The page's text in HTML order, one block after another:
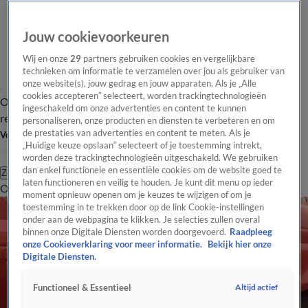
Overzicht Laatste nieuws Regionieuws Het beste van Hart
Tip de
redactie
Volg Hart van Nederland
Zoeken
OverzichtRegioUitzendingenWeerTip de redactiePanelVideo's
Jouw cookievoorkeuren
Wij en onze29 partners gebruiken cookies en vergelijkbare
technieken om informatie te verzamelen over jou als gebruiker van
onze website(s), jouw gedrag en jouw apparaten. Als je „Alle
cookies accepteren” selecteert, worden trackingtechnologieën
ingeschakeld om onze advertenties en content te kunnen
personaliseren, onze producten en diensten te verbeteren en om
de prestaties van advertenties en content te meten. Als je
„Huidige keuze opslaan” selecteert of je toestemming intrekt,
worden deze trackingtechnologieën uitgeschakeld. We gebruiken
dan enkel functionele en essentiële cookies om de website goed te
laten functioneren en veilig te houden. Je kunt dit menu op ieder
moment opnieuw openen om je keuzes te wijzigen of om je
toestemming in te trekken door op de link Cookie-instellingen
onder aan de webpagina te klikken. Je selecties zullen overal
binnen onze Digitale Diensten worden doorgevoerd. Raadpleeg
onze Cookieverklaring voor meer informatie.
Bekijk hier onze
Digitale Diensten.
Functioneel & Essentieel Altijd actief